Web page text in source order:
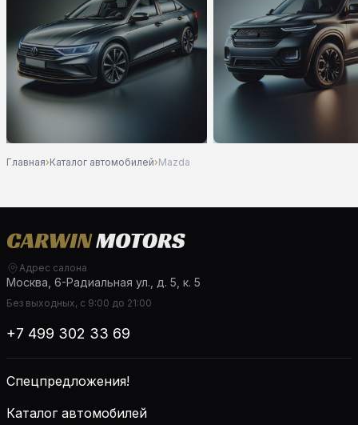
Главная›Каталог автомобилей›Mazda
Адрес салона
Москва, 6-Радиальная ул., д. 5, к. 5
Без выходных, с 9:00 до 21:00
+7 499 302 33 69
Спецпредложения!
Каталог автомобилей